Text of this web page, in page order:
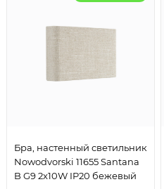
Бра, настенный светильник
Nowodvorski 11655 Santana
B G9 2x10W IP20 бежевый